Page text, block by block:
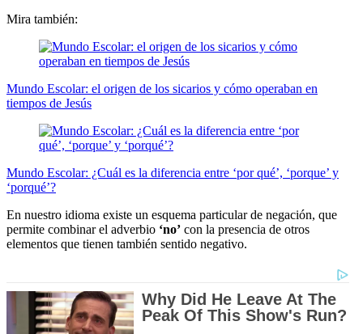
Mira también:
Mundo Escolar: el origen de los sicarios y cómo operaban en
tiempos de Jesús
Mundo Escolar: ¿Cuál es la diferencia entre ‘por qué’, ‘porque’ y
‘porqué’?
En nuestro idioma existe un esquema particular de negación, que
permite combinar el adverbio ‘no’ con la presencia de otros
elementos que tienen también sentido negativo.